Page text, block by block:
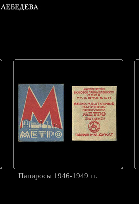
Папиросы 1946-1949 гг.